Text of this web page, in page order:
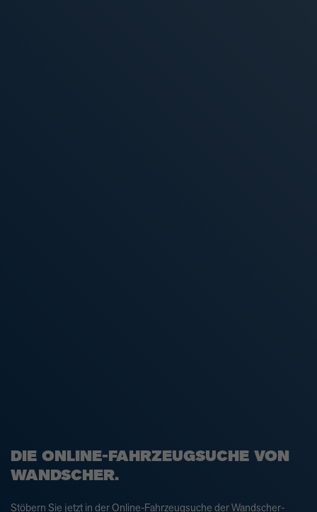
DIE ONLINE-FAHRZEUGSUCHE VON
WANDSCHER.
Stöbern Sie jetzt in der Online-Fahrzeugsuche der Wandscher-